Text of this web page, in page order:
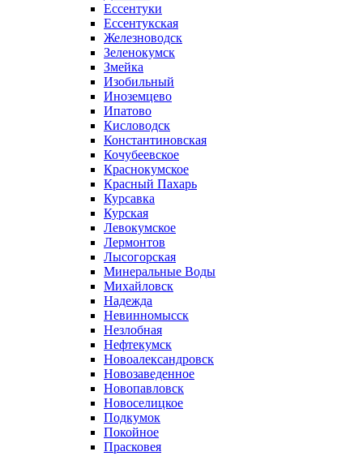
Ессентуки
Ессентукская
Железноводск
Зеленокумск
Змейка
Изобильный
Иноземцево
Ипатово
Кисловодск
Константиновская
Кочубеевское
Краснокумское
Красный Пахарь
Курсавка
Курская
Левокумское
Лермонтов
Лысогорская
Минеральные Воды
Михайловск
Надежда
Невинномысск
Незлобная
Нефтекумск
Новоалександровск
Новозаведенное
Новопавловск
Новоселицкое
Подкумок
Покойное
Прасковея